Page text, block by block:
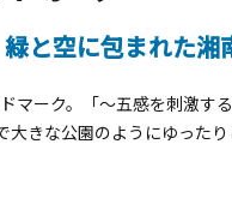
と空に包まれた湘
マーク。「～五感を刺激す
大きな公園のようにゆった